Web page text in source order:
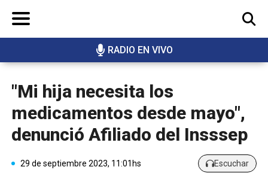
RADIO EN VIVO
BUSCAR
"Mi hija necesita los
medicamentos desde mayo",
denunció Afiliado del Insssep
29 de septiembre 2023, 11:01hs Escuchar